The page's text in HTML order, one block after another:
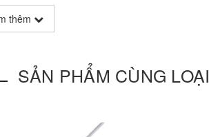
thêm
SẢN PHẨM CÙNG LOẠI